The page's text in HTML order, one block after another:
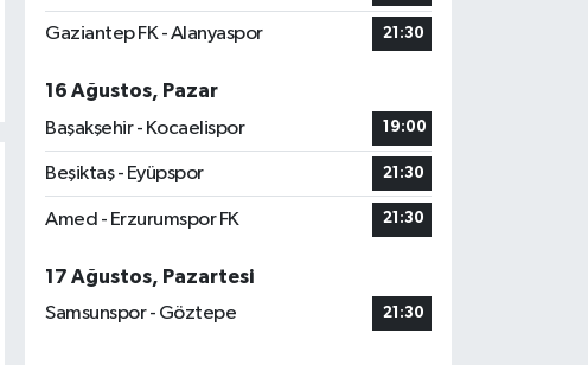
Gaziantep FK - Alanyaspor 21:30
16 Ağustos, Pazar
Başakşehir - Kocaelispor
19:00
Beşiktaş - Eyüpspor 21:30
Amed - Erzurumspor FK 21:30
17 Ağustos, Pazartesi
Samsunspor - Göztepe
21:30